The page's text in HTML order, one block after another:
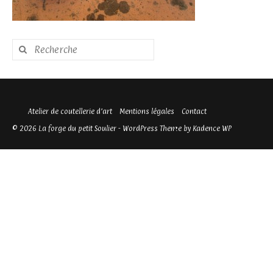
Rechercher
:
Atelier de coutellerie d’art Mentions légales
Contact
© 2026 La forge du petit Soulier - WordPress Theme by Kadence WP